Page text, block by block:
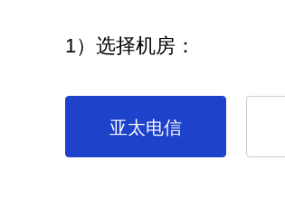
1）选择机房：
亚太电信